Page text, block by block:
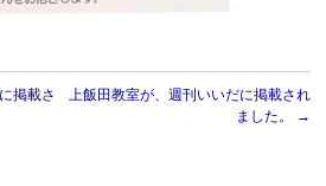
掲載さ
上飯田教室が、週刊いいだに掲載され
ました。
→